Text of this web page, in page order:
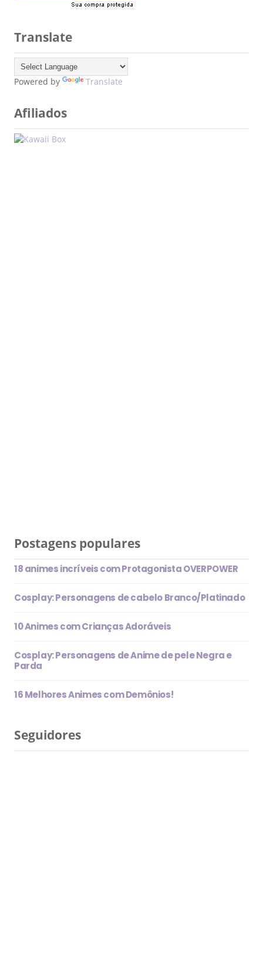
Translate
Powered by Translate
Afiliados
Postagens populares
18 animes incríveis com Protagonista OVERPOWER
Cosplay: Personagens de cabelo Branco/Platinado
10 Animes com Crianças Adoráveis
Cosplay: Personagens de Anime de pele Negra e
Parda
16 Melhores Animes com Demônios!
Seguidores